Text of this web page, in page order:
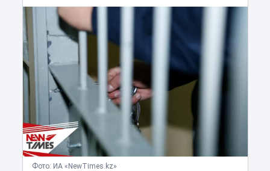
Фото: ИА «NewTimes.kz»